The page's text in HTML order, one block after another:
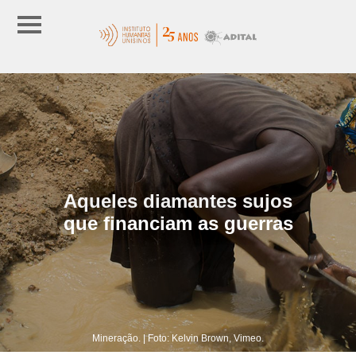
Aqueles diamantes sujos
que financiam as guerras
Mineração. | Foto: Kelvin Brown, Vimeo.